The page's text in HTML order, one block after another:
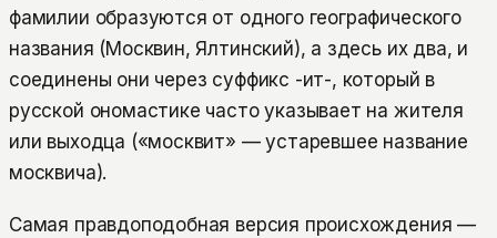
фамилии образуются от одного географического
названия (Москвин, Ялтинский), а здесь их два, и
соединены они через суффикс -ит-, который в
русской ономастике часто указывает на жителя
или выходца («москвит» — устаревшее название
москвича).
Самая правдоподобная версия происхождения —